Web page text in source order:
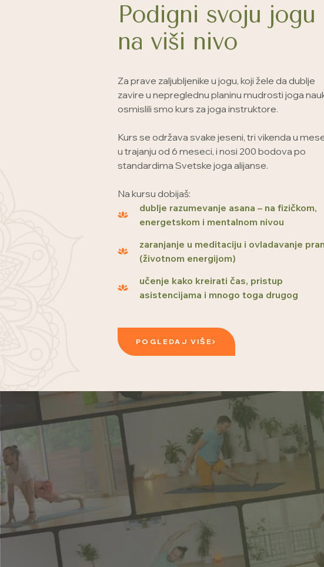
Podigni svoju jogu
na viši nivo
Za prave zaljubljenike u jogu, koji žele da dublje
zavire u nepreglednu planinu mudrosti joga
osmislili smo kurs za joga instruktore.
Kurs se održava svake jeseni, tri vikenda u
u trajanju od 6 meseci, i nosi 200 bodova po
standardima Svetske joga alijanse.
Na kursu dobijaš:
dublje razumevanje asana – na fizičkom,
energetskom i mentalnom nivou
zaranjanje u meditaciju i ovladavanje
(životnom energijom)
učenje kako kreirati čas, pristup
asistencijama i mnogo toga drugog
POGLEDAJ VIŠE